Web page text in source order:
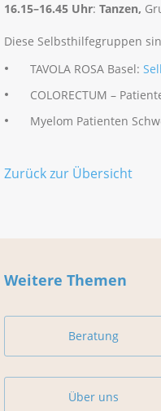
16.15–16.45 Uhr: Tanzen,
Diese Selbsthilfegruppen
TAVOLA ROSA Basel:
COLORECTUM –
Myelom Patienten
Zurück zur Übersicht
Weitere Themen
Beratung
Über uns